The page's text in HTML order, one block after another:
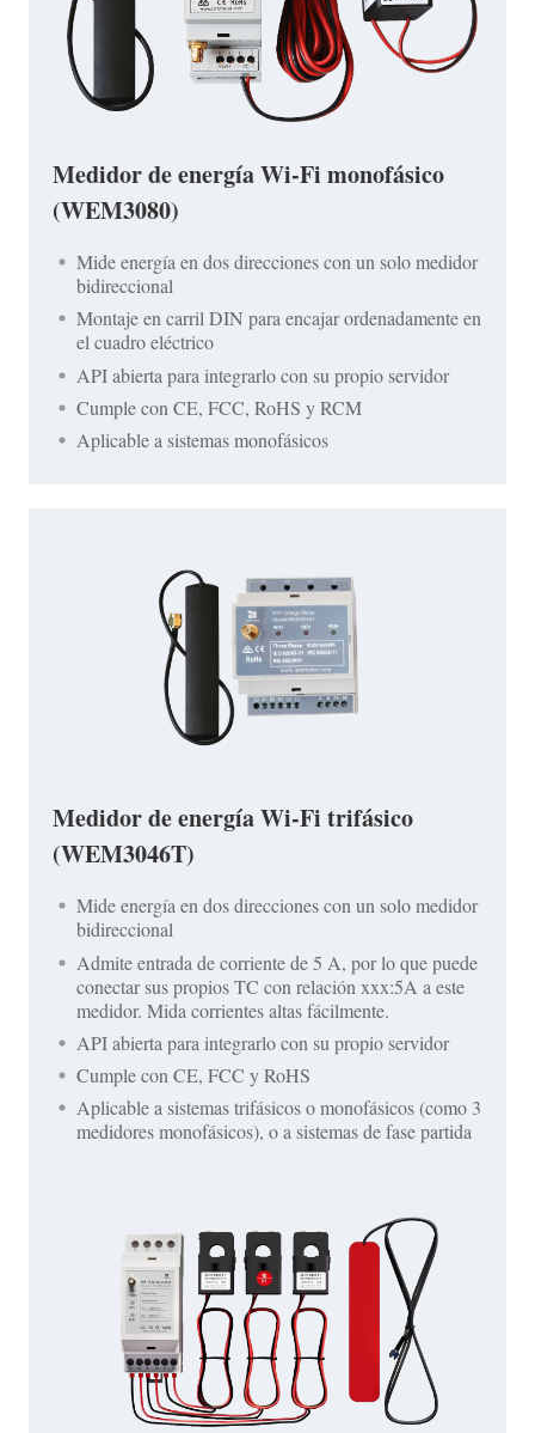
Medidor de energía Wi-Fi monofásico
(WEM3080)
Mide energía en dos direcciones con un solo medidor
bidireccional
Montaje en carril DIN para encajar ordenadamente en
el cuadro eléctrico
API abierta para integrarlo con su propio servidor
Cumple con CE, FCC, RoHS y RCM
Aplicable a sistemas monofásicos
Medidor de energía Wi-Fi trifásico
(WEM3046T)
Mide energía en dos direcciones con un solo medidor
bidireccional
Admite entrada de corriente de 5 A, por lo que puede
conectar sus propios TC con relación xxx:5A a este
medidor. Mida corrientes altas fácilmente.
API abierta para integrarlo con su propio servidor
Cumple con CE, FCC y RoHS
Aplicable a sistemas trifásicos o monofásicos (como 3
medidores monofásicos), o a sistemas de fase partida